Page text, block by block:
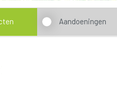
Aandoeningen